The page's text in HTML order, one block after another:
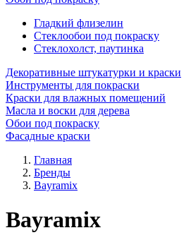
Гладкий флизелин
Стеклообои под покраску
Стеклохолст, паутинка
Декоративные штукатурки и краски
Инструменты для покраски
Краски для влажных помещений
Масла и воски для дерева
Обои под покраску
Фасадные краски
Главная
Бренды
Bayramix
Bayramix